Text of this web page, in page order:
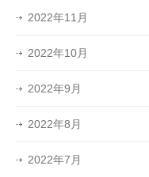
2022年11月
2022年10月
2022年9月
2022年8月
2022年7月